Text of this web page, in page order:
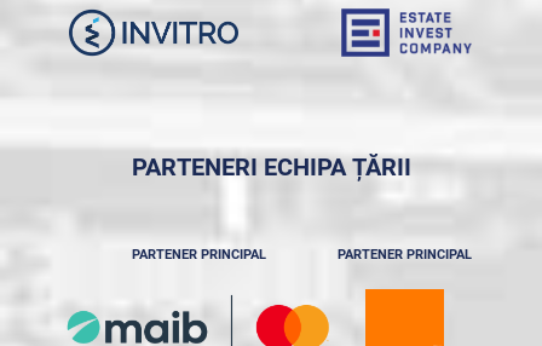
PARTENERI ECHIPA ȚĂRII
PARTENER PRINCIPAL PARTENER PRINCIPAL